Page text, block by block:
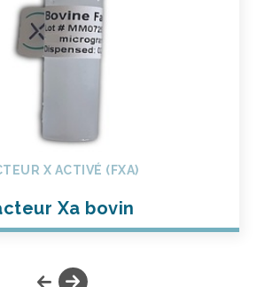
X ACTIVÉ (FXA)
Xa bovin